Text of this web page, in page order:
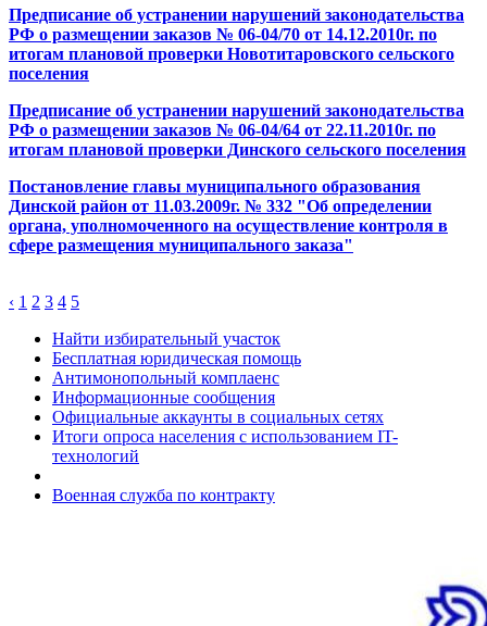
Предписание об устранении нарушений законодательства
РФ о размещении заказов № 06-04/70 от 14.12.2010г. по
итогам плановой проверки Новотитаровского сельского
поселения
Предписание об устранении нарушений законодательства
РФ о размещении заказов № 06-04/64 от 22.11.2010г. по
итогам плановой проверки Динского сельского поселения
Постановление главы муниципального образования
Динской район от 11.03.2009г. № 332 "Об определении
органа, уполномоченного на осуществление контроля в
сфере размещения муниципального заказа"
‹ 1 2 3 4 5
Найти избирательный участок
Бесплатная юридическая помощь
Антимонопольный комплаенс
Информационные сообщения
Официальные аккаунты в социальных сетях
Итоги опроса населения с использованием IT-
технологий
Военная служба по контракту